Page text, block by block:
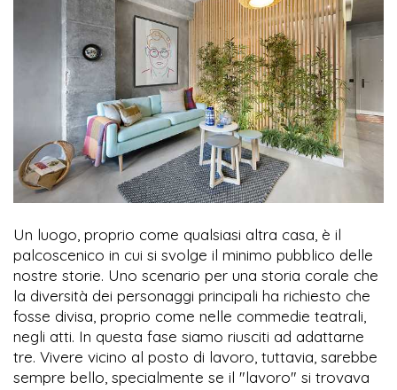
Un luogo, proprio come qualsiasi altra casa, è il
palcoscenico in cui si svolge il minimo pubblico delle
nostre storie. Uno scenario per una storia corale che
la diversità dei personaggi principali ha richiesto che
fosse divisa, proprio come nelle commedie teatrali,
negli atti. In questa fase siamo riusciti ad adattarne
tre. Vivere vicino al posto di lavoro, tuttavia, sarebbe
sempre bello, specialmente se il "lavoro" si trovava